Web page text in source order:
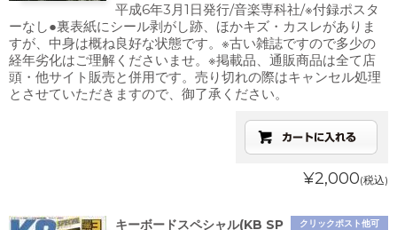
平成6年3月1日発行/音楽専科社/※付録ポスタ
ーなし●裏表紙にシール剥がし跡、ほかキズ・カスレがありま
すが、中身は概ね良好な状態です。※古い雑誌ですので多少の
経年劣化はご理解くださいませ。※掲載品、通販商品は全て店
頭・他サイト販売と併用です。売り切れの際はキャンセル処理
とさせていただきますので、御了承ください。
¥2,000(税込)
クリックポスト他可
キーボードスペシャル(KB SP